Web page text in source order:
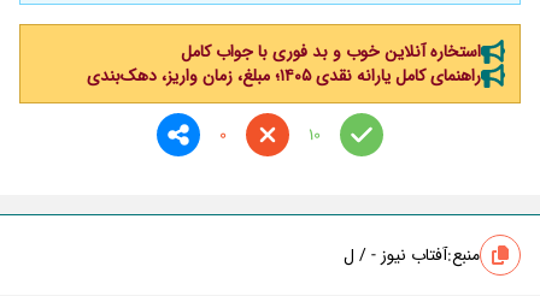
استخاره آنلاین خوب و بد فوری با جواب کامل
راهنمای کامل یارانه نقدی ۱۴۰۵؛ مبلغ، زمان واریز، دهک‌بندی
10
0
منبع:آفتاب نیوز - / ل